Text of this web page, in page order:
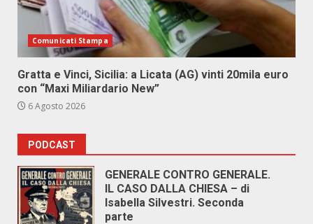
Comunicati Stampa
Gratta e Vinci, Sicilia: a Licata (AG) vinti 20mila euro
con “Maxi Miliardario New”
6 Agosto 2026
PODCAST
GENERALE CONTRO GENERALE.
IL CASO DALLA CHIESA – di
Isabella Silvestri. Seconda
parte